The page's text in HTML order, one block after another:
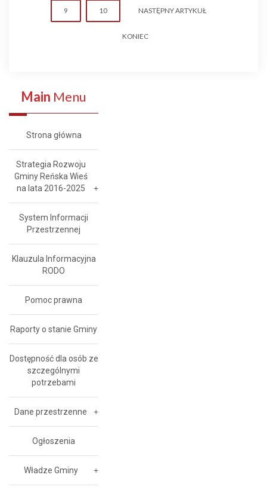
9 10 NASTĘPNY ARTYKUŁ
KONIEC
Main Menu
Strona główna
Strategia Rozwoju
Gminy Reńska Wieś
na lata 2016-2025
System Informacji
Przestrzennej
Klauzula Informacyjna
RODO
Pomoc prawna
Raporty o stanie Gminy
Dostępność dla osób ze
szczególnymi
potrzebami
Dane przestrzenne
Ogłoszenia
Władze Gminy